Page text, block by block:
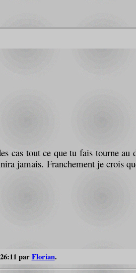
cas tout ce que tu fais tourne au
jamais. Franchement je crois
parFlorian.